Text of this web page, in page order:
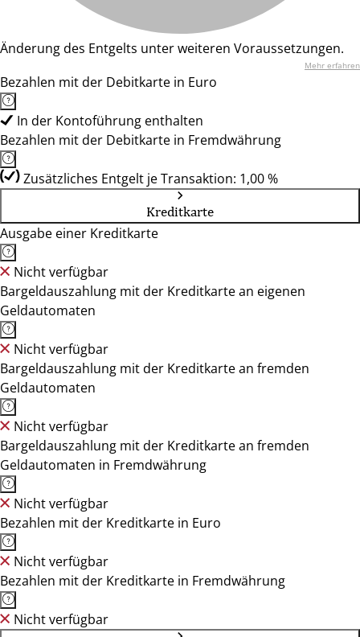
Änderung des Entgelts unter weiteren Voraussetzungen.
Mehr erfahren
Bezahlen mit der Debitkarte in Euro
In der Kontoführung enthalten
Bezahlen mit der Debitkarte in Fremdwährung
Zusätzliches Entgelt je Transaktion: 1,00 %
Kreditkarte
Ausgabe einer Kreditkarte
Nicht verfügbar
Bargeldauszahlung mit der Kreditkarte an eigenen
Geldautomaten
Nicht verfügbar
Bargeldauszahlung mit der Kreditkarte an fremden
Geldautomaten
Nicht verfügbar
Bargeldauszahlung mit der Kreditkarte an fremden
Geldautomaten in Fremdwährung
Nicht verfügbar
Bezahlen mit der Kreditkarte in Euro
Nicht verfügbar
Bezahlen mit der Kreditkarte in Fremdwährung
Nicht verfügbar